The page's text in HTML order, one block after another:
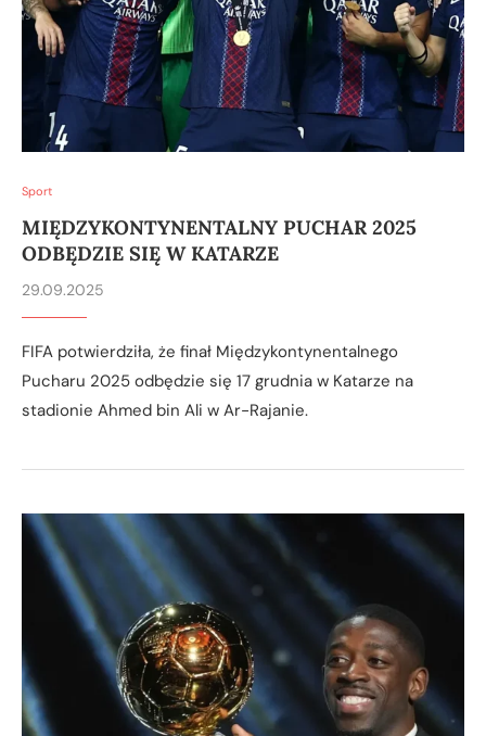
Sport
MIĘDZYKONTYNENTALNY PUCHAR 2025
ODBĘDZIE SIĘ W KATARZE
29.09.2025
FIFA potwierdziła, że finał Międzykontynentalnego
Pucharu 2025 odbędzie się 17 grudnia w Katarze na
stadionie Ahmed bin Ali w Ar-Rajanie.